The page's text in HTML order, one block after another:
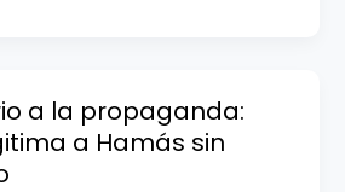
a la propaganda:
a Hamás sin